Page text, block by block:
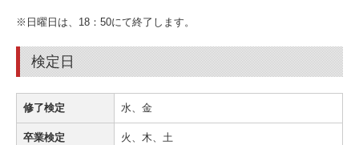
※日曜日は、18：50にて終了します。
検定日
修了検定 水、金
卒業検定 火、木、土